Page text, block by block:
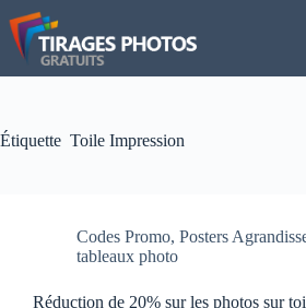
Passer
au
contenu
Étiquette Toile Impression
Codes Promo, Posters
tableaux photo
Réduction de 20% sur les photos sur